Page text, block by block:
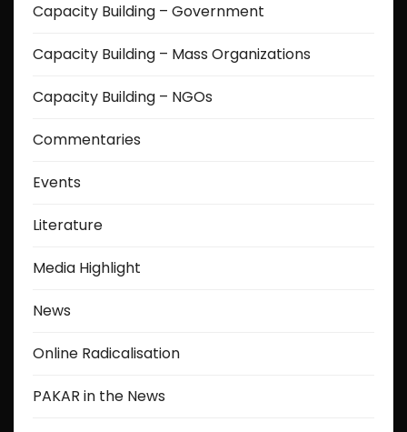
Capacity Building – Government
Capacity Building – Mass Organizations
Capacity Building – NGOs
Commentaries
Events
Literature
Media Highlight
News
Online Radicalisation
PAKAR in the News